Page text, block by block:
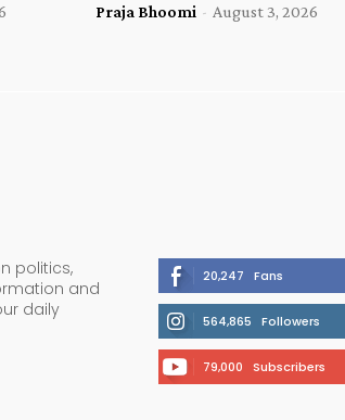
Praja Bhoomi - August 3, 2026
politics,
and
daily
20,247 Fans
564,865 Followers
79,000 Subscribers